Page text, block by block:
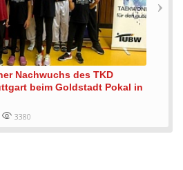
Nachwuchs des TKD
beim Goldstadt Pokal in
3380